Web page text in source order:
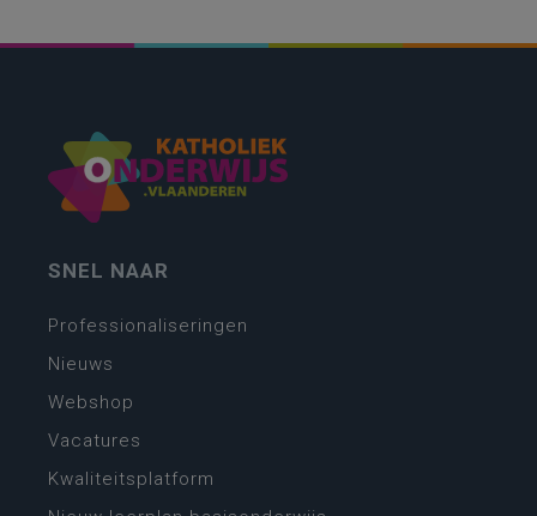
SNEL NAAR
Professionaliseringen
Nieuws
Webshop
Vacatures
Kwaliteitsplatform